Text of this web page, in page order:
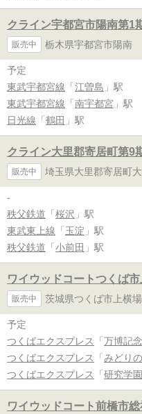
クライン宇都宮市陽南第1
販売中 栃木県宇都宮市陽南
予定
東武宇都宮線 「 江曽島 」駅
東武宇都宮線 「 南宇都宮 」駅
日光線 「 鶴田 」駅
クライン大里郡寄居町第9
販売中 埼玉県大里郡寄居町
-
秩父鉄道 「 桜沢 」駅
東武東上線 「 玉淀 」駅
秩父鉄道 「 小前田 」駅
ワイウッドコートつくば
販売中 茨城県つくば市上横場
予定
つくばエクスプレス
「 万博記
つくばエクスプレス
「 みどりの
つくばエクスプレス
「 研究学園
ワイウッドコート前橋市